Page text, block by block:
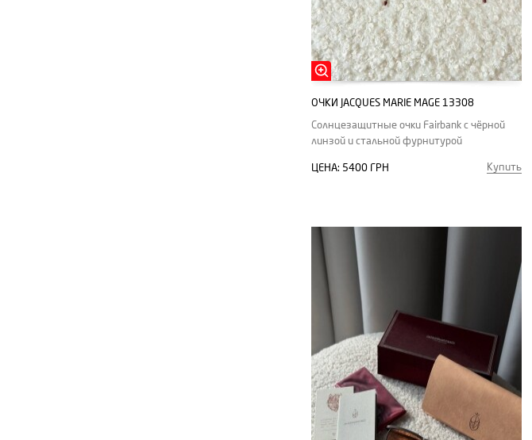
ОЧКИ JACQUES MARIE MAGE 13308
Солнцезащитные очки Fairbank с чёрной
линзой и стальной фурнитурой
ЦЕНА: 5400 ГРН Купить